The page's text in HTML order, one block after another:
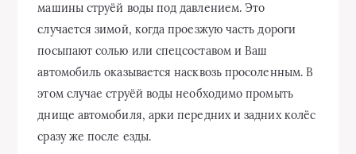
машины струёй воды под давлением. Это
случается зимой, когда проезжую часть дороги
посыпают солью или спецсоставом и Ваш
автомобиль оказывается насквозь просоленным. В
этом случае струёй воды необходимо промыть
днище автомобиля, арки передних и задних колёс
сразу же после езды.